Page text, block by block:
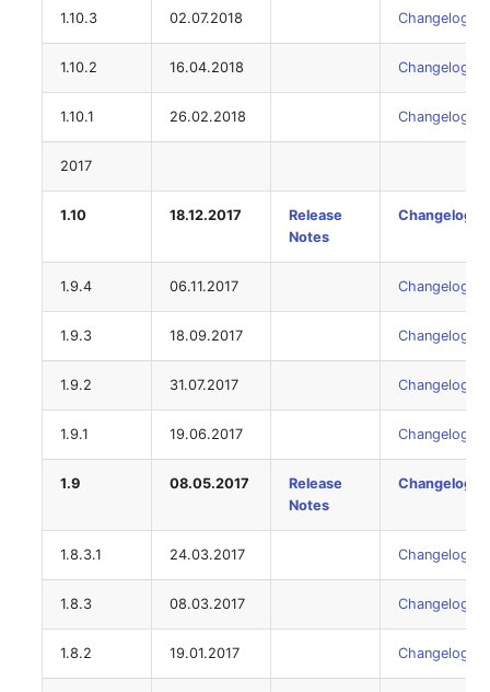
Netzwerk-Interface
Netzwerkport
Netzwerkverbindungen
Notfallplanzuweisung
PDU
Personengruppen
Personengruppen
Mitglieder
Unterbrechungsfreie
Stromversorgung
Vertrag
Virtueller Client
Virtueller Host
Virtueller Server
VRRP
VRRP/HSRP Cluster
Wireless Access Point
1.10.3 02.07.2018 Changelog
1.10.2 16.04.2018 Changelog
1.10.1 26.02.2018 Changelog
2017
1.10 18.12.2017
Release
Notes
Changelog
1.9.4 06.11.2017 Changelog
1.9.3 18.09.2017 Changelog
1.9.2 31.07.2017 Changelog
1.9.1 19.06.2017 Changelog
1.9 08.05.2017
Release
Notes
Changelog
1.8.3.1 24.03.2017 Changelog
1.8.3 08.03.2017 Changelog
1.8.2 19.01.2017 Changelog